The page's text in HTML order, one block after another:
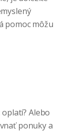
pomoc môžu
Alebo
ponuky a